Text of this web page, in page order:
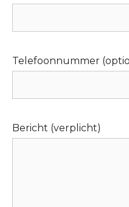
Telefoonnummer
Bericht (verplicht)